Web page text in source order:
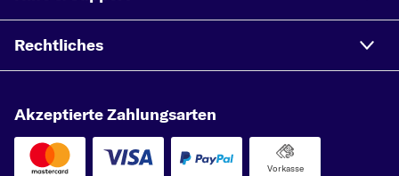
Rechtliches
Akzeptierte Zahlungsarten
Vorkasse